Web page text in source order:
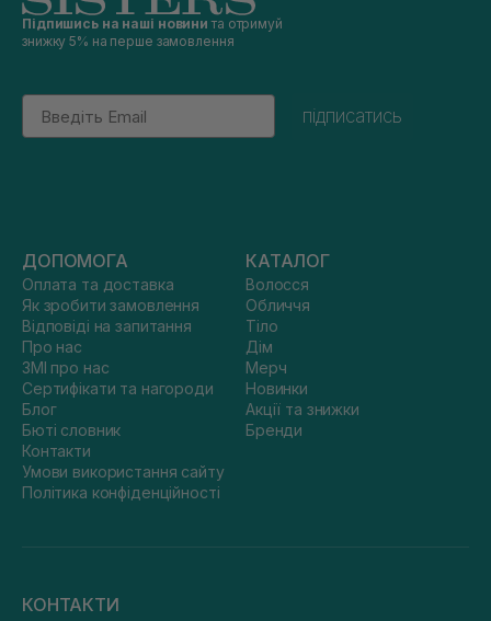
Підпишись на наші новини та отримуй
знижку 5% на перше замовлення
Email
підписатись
ДОПОМОГА
Оплата та доставка
Як зробити замовлення
Відповіді на запитання
Про нас
ЗМІ про нас
Сертифікати та нагороди
Блог
Бюті словник
Контакти
Умови використання сайту
Політика конфіденційності
КАТАЛОГ
Волосся
Обличчя
Тіло
Дім
Мерч
Новинки
Акції та знижки
Бренди
КОНТАКТИ